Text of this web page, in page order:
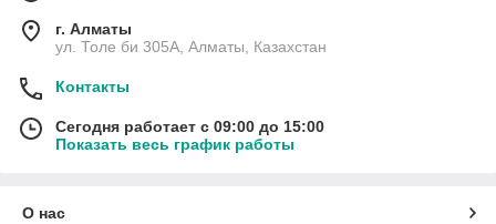
г. Алматы
ул. Толе би 305А, Алматы, Казахстан
Контакты
Сегодня работает с 09:00 до 15:00
Показать весь график работы
О нас